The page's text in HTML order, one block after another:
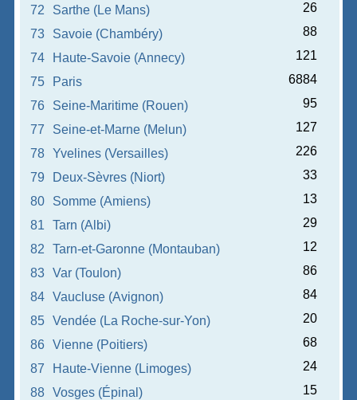
72
Sarthe (Le Mans)
26
73
Savoie (Chambéry)
88
74
Haute-Savoie (Annecy)
121
75
Paris
6884
76
Seine-Maritime (Rouen)
95
77
Seine-et-Marne (Melun)
127
78
Yvelines (Versailles)
226
79
Deux-Sèvres (Niort)
33
80
Somme (Amiens)
13
81
Tarn (Albi)
29
82
Tarn-et-Garonne (Montauban)
12
83
Var (Toulon)
86
84
Vaucluse (Avignon)
84
85
Vendée (La Roche-sur-Yon)
20
86
Vienne (Poitiers)
68
87
Haute-Vienne (Limoges)
24
88
Vosges (Épinal)
15